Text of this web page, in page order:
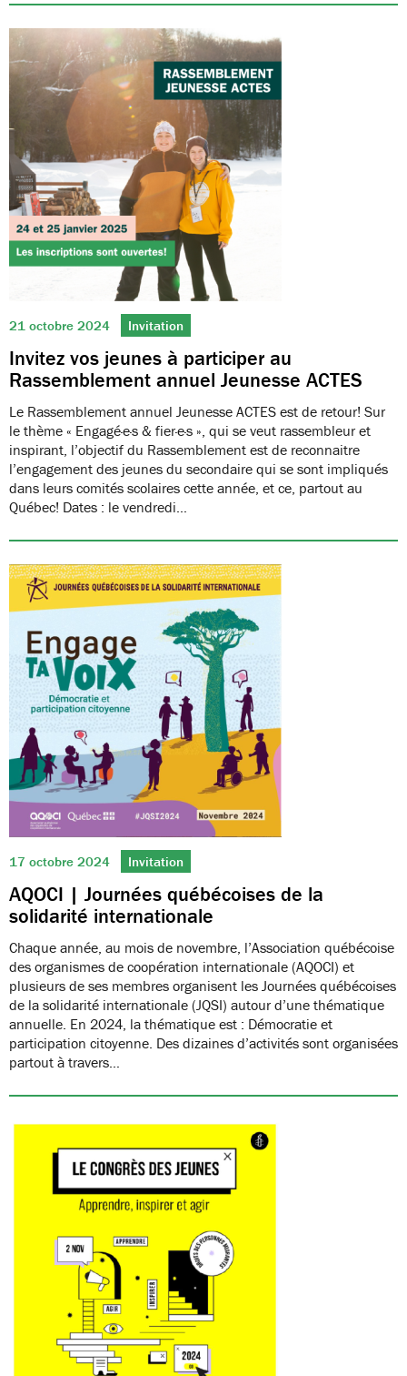
21 octobre 2024 Invitation
Invitez vos jeunes à participer au
Rassemblement annuel Jeunesse ACTES
Le Rassemblement annuel Jeunesse ACTES est de retour! Sur
le thème « Engagé·e·s & fier·e·s », qui se veut rassembleur et
inspirant, l’objectif du Rassemblement est de reconnaitre
l’engagement des jeunes du secondaire qui se sont impliqués
dans leurs comités scolaires cette année, et ce, partout au
Québec! Dates : le vendredi…
17 octobre 2024 Invitation
AQOCI | Journées québécoises de la
solidarité internationale
Chaque année, au mois de novembre, l’Association québécoise
des organismes de coopération internationale (AQOCI) et
plusieurs de ses membres organisent les Journées québécoises
de la solidarité internationale (JQSI) autour d’une thématique
annuelle. En 2024, la thématique est : Démocratie et
participation citoyenne. Des dizaines d’activités sont organisées
partout à travers…